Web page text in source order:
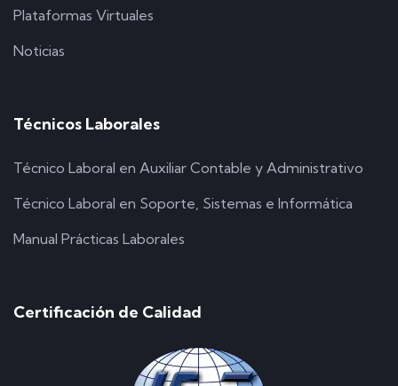
Plataformas Virtuales
Noticias
Técnicos Laborales
Técnico Laboral en Auxiliar Contable y Administrativo
Técnico Laboral en Soporte, Sistemas e Informática
Manual Prácticas Laborales
Certificación de Calidad